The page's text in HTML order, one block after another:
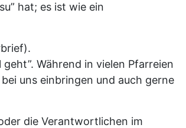
hat; es ist wie ein
Während in vielen Pfarreien
uns einbringen und auch gerne
die Verantwortlichen im